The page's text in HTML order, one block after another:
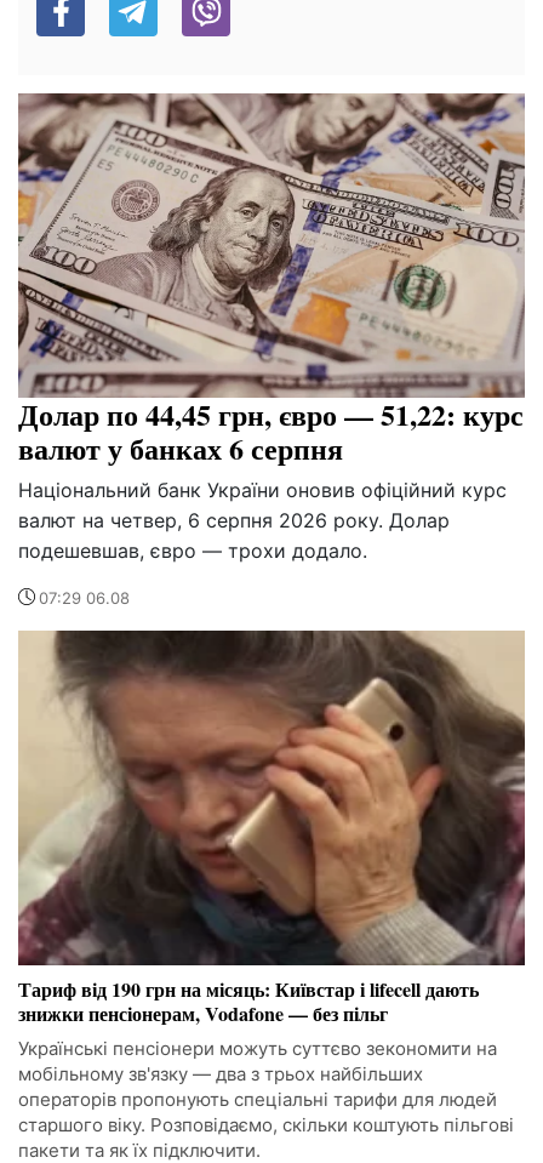
Долар по 44,45 грн, євро — 51,22: курс
валют у банках 6 серпня
Національний банк України оновив офіційний курс
валют на четвер, 6 серпня 2026 року. Долар
подешевшав, євро — трохи додало.
07:29 06.08
Тариф від 190 грн на місяць: Київстар і lifecell дають
знижки пенсіонерам, Vodafone — без пільг
Українські пенсіонери можуть суттєво зекономити на
мобільному зв'язку — два з трьох найбільших
операторів пропонують спеціальні тарифи для людей
старшого віку. Розповідаємо, скільки коштують пільгові
пакети та як їх підключити.